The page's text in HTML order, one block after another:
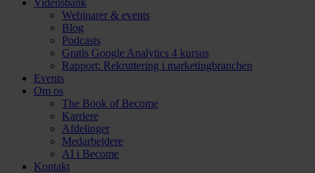
Webinarer & events
Blog
Podcasts
Gratis Google Analytics 4 kursus
Rapport: Rekruttering i marketingbranchen
Events
Om os
The Book of Become
Karriere
Afdelinger
Medarbejdere
AI i Become
Kontakt